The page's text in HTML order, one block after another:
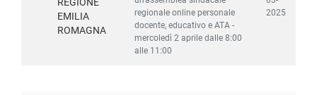
EMILIA
ROMAGNA
regionale online personale
docente, educativo e ATA -
mercoledì 2 aprile dalle 8:00
alle 11:00
2025